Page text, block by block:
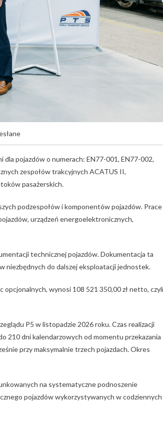
pojazdów o numerach: EN77-001, EN77-002,
zespołów trakcyjnych ACATUS II,
pasażerskich.
podzespołów i komponentów pojazdów. Prace
urządzeń energoelektronicznych,
technicznej pojazdów. Dokumentacja ta
niezbędnych do dalszej eksploatacji jednostek.
opcjonalnych, wynosi 108 521 350,00 zł netto, czyli
P5 w listopadzie 2026 roku. Czas realizacji
210 dni kalendarzowych od momentu przekazania
przy maksymalnie trzech pojazdach. Okres
na systematyczne podnoszenie
pojazdów wykorzystywanych w codziennych